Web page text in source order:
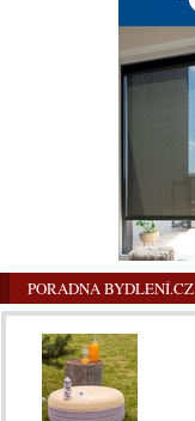
PORADNA BYDLENÍ.CZ